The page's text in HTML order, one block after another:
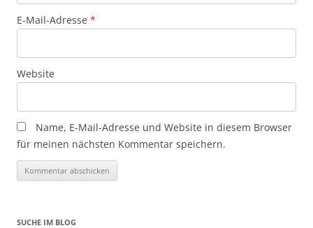
E-Mail-Adresse *
Website
Name, E-Mail-Adresse und Website in diesem Browser
für meinen nächsten Kommentar speichern.
SUCHE IM BLOG